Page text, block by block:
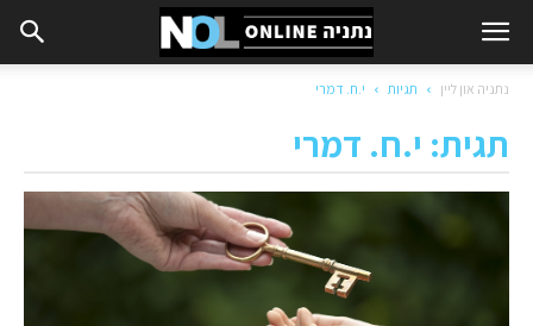
נתניה און ליין תגיות י.ח. דמרי
תגית: י.ח. דמרי